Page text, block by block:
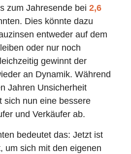
zum Jahresende bei 2,6
Dies könnte dazu
entweder auf dem
oder nur noch
gewinnt der
an Dynamik. Während
Jahren Unsicherheit
sich nun eine bessere
und Verkäufer ab.
bedeutet das: Jetzt ist
um sich mit den eigenen